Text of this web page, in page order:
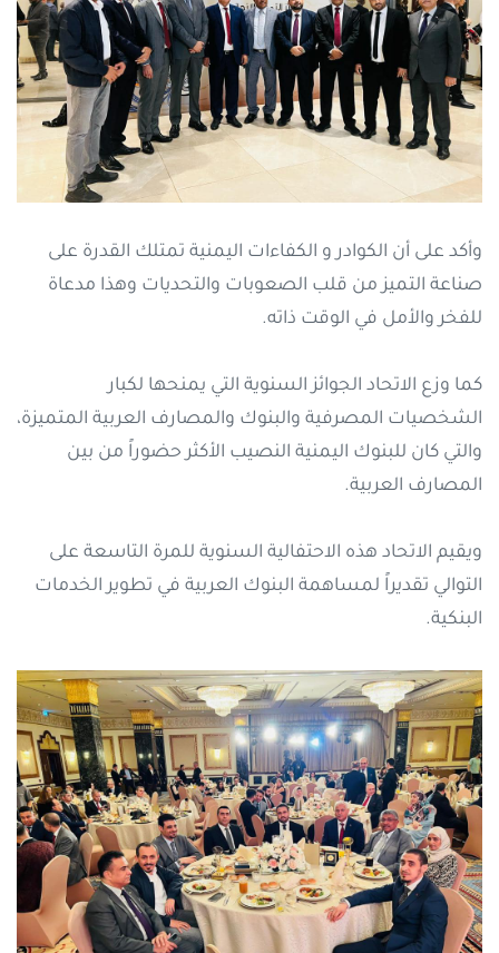
وأكد على أن الكوادر و الكفاءات اليمنية تمتلك القدرة على
صناعة التميز من قلب الصعوبات والتحديات وهذا مدعاة
للفخر والأمل في الوقت ذاته.
كما وزع الاتحاد الجوائز السنوية التي يمنحها لكبار
الشخصيات المصرفية والبنوك والمصارف العربية المتميزة،
والتي كان للبنوك اليمنية النصيب الأكثر حضوراً من بين
المصارف العربية.
ويقيم الاتحاد هذه الاحتفالية السنوية للمرة التاسعة على
التوالي تقديراً لمساهمة البنوك العربية في تطوير الخدمات
البنكية.